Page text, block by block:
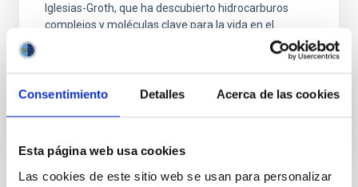
Consentimiento Detalles Acerca de las cookies
Esta página web usa cookies
Las cookies de este sitio web se usan para personalizar
Iglesias-Groth, que ha descubierto hidrocarburos
complejos y moléculas clave para la vida en el
Fecha de publicación 18/07/2012 - 14:50